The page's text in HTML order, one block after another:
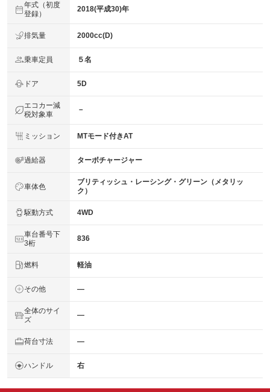
年式（初度
登録）
2018(平成30)年
排気量 2000cc(D)
乗車定員 ５名
ドア 5D
エコカー減
税対象車
－
ミッション MTモード付きAT
過給器 ターボチャージャー
車体色
ブリティッシュ・レーシング・グリーン（メタリッ
ク）
駆動方式 4WD
車台番号下
3桁
836
燃料 軽油
その他 ―
全体のサイ
ズ
―
荷台寸法 ―
ハンドル 右